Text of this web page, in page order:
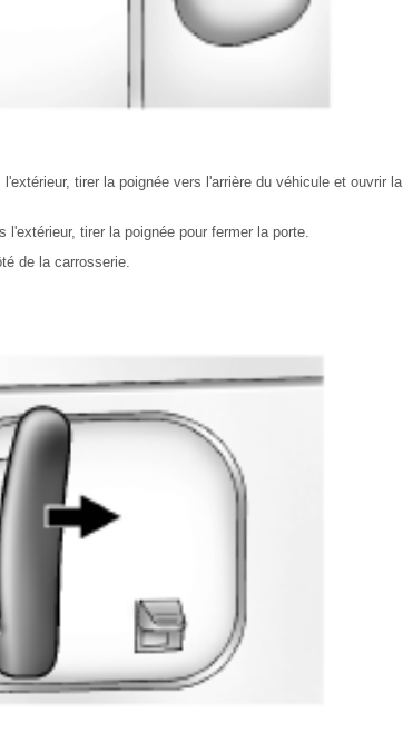
tirer la poignée vers l'arrière du véhicule et ouvrir la
l'extérieur, tirer la poignée pour fermer la porte.
de la carrosserie.